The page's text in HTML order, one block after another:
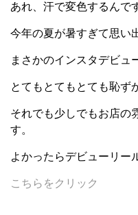
あれ、汗で変色するんで
今年の夏が暑すぎて思い
まさかのインスタデビュ
とてもとてもとても恥ず
それでも少しでもお店の
す。
よかったらデビューリー
こちらをクリック